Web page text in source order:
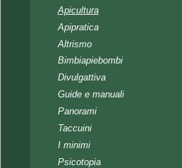
Apicultura
Apipratica
Altrismo
Bimbiapiebombi
Divulgattiva
Guide e manuali
Panorami
Taccuini
I minimi
Psicotopia